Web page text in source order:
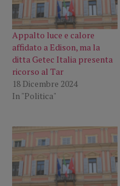
Appalto luce e calore
affidato a Edison, ma la
ditta Getec Italia presenta
ricorso al Tar
18 Dicembre 2024
In "Politica"